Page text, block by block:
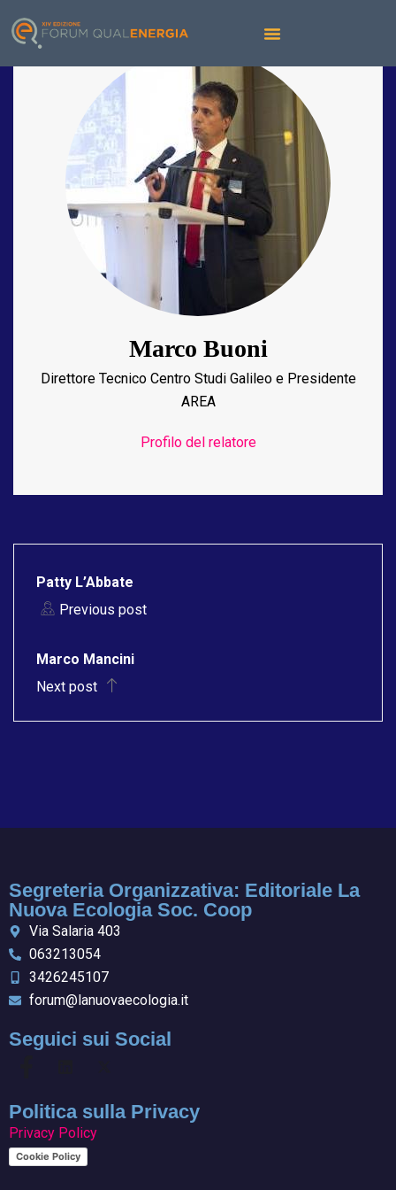
Marco Buoni
Direttore Tecnico Centro Studi Galileo e Presidente
AREA
Profilo del relatore
Patty L’Abbate
Previous post
Marco Mancini
Next post
Segreteria Organizzativa: Editoriale La
Nuova Ecologia Soc. Coop
Via Salaria 403
063213054
3426245107
forum@lanuovaecologia.it
Seguici sui Social
Politica sulla Privacy
Privacy Policy
Cookie Policy